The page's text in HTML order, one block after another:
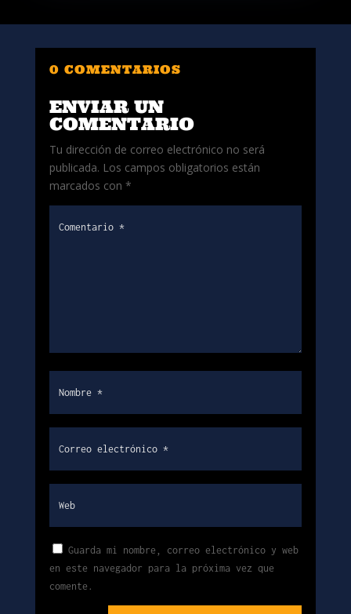
0 COMENTARIOS
ENVIAR UN
COMENTARIO
Tu dirección de correo electrónico no será
publicada. Los campos obligatorios están
marcados con *
Guarda mi nombre, correo electrónico y web
en este navegador para la próxima vez que
comente.